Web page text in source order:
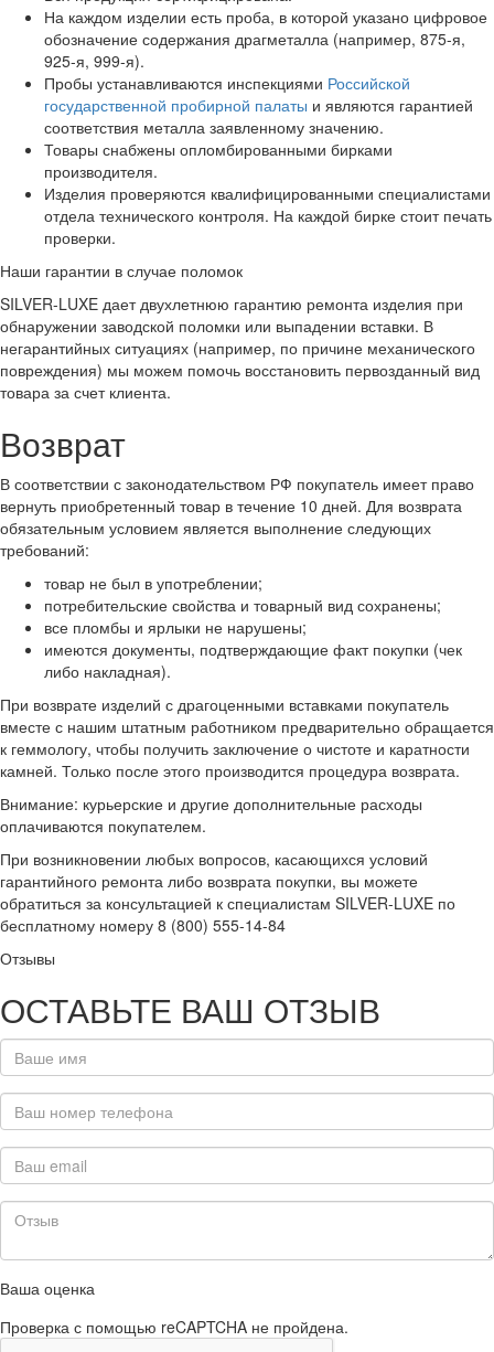
На каждом изделии есть проба, в которой указано цифровое
обозначение содержания драгметалла (например, 875-я,
925-я, 999-я).
Пробы устанавливаются инспекциями Российской
государственной пробирной палаты и являются гарантией
соответствия металла заявленному значению.
Товары снабжены опломбированными бирками
производителя.
Изделия проверяются квалифицированными специалистами
отдела технического контроля. На каждой бирке стоит печать
проверки.
Наши гарантии в случае поломок
SILVER-LUXE дает двухлетнюю гарантию ремонта изделия при
обнаружении заводской поломки или выпадении вставки. В
негарантийных ситуациях (например, по причине механического
повреждения) мы можем помочь восстановить первозданный вид
товара за счет клиента.
Возврат
В соответствии с законодательством РФ покупатель имеет право
вернуть приобретенный товар в течение 10 дней. Для возврата
обязательным условием является выполнение следующих
требований:
товар не был в употреблении;
потребительские свойства и товарный вид сохранены;
все пломбы и ярлыки не нарушены;
имеются документы, подтверждающие факт покупки (чек
либо накладная).
При возврате изделий с драгоценными вставками покупатель
вместе с нашим штатным работником предварительно обращается
к геммологу, чтобы получить заключение о чистоте и каратности
камней. Только после этого производится процедура возврата.
Внимание: курьерские и другие дополнительные расходы
оплачиваются покупателем.
При возникновении любых вопросов, касающихся условий
гарантийного ремонта либо возврата покупки, вы можете
обратиться за консультацией к специалистам SILVER-LUXE по
бесплатному номеру 8 (800) 555-14-84
Отзывы
ОСТАВЬТЕ ВАШ ОТЗЫВ
Ваша оценка
Проверка с помощью reCAPTCHA не пройдена.